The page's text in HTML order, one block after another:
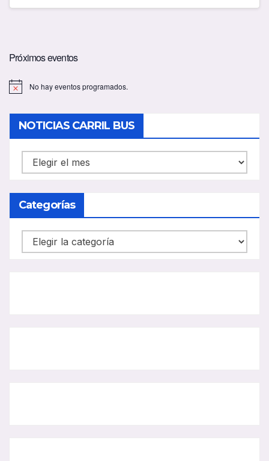
Próximos eventos
No hay eventos programados.
NOTICIAS CARRIL BUS
NOTICIAS
CARRIL
BUS
Categorías
Categorías